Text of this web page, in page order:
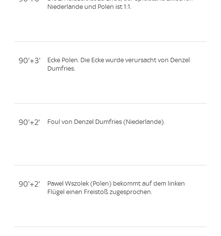
Niederlande und Polen ist 1:1.
90'+3'
Ecke Polen. Die Ecke wurde verursacht von Denzel
Dumfries.
90'+2' Foul von Denzel Dumfries (Niederlande).
90'+2'
Pawel Wszolek (Polen) bekommt auf dem linken
Flügel einen Freistoß zugesprochen.